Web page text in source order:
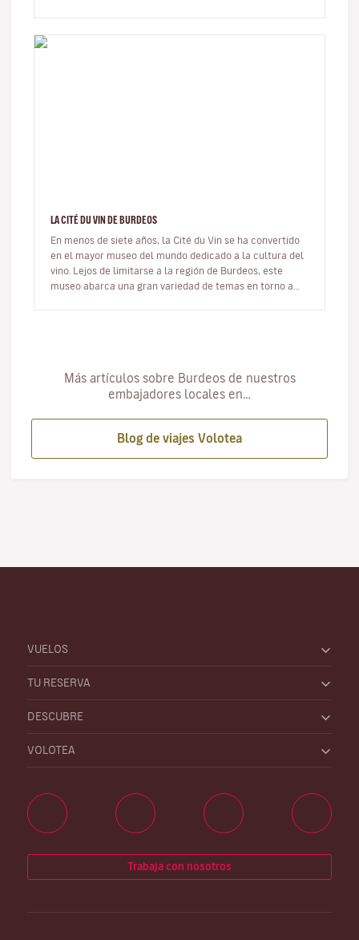
LA CITÉ DU VIN DE BURDEOS
En menos de siete años, la Cité du Vin se ha convertido
en el mayor museo del mundo dedicado a la cultura del
vino. Lejos de limitarse a la región de Burdeos, este
museo abarca una gran variedad de temas en torno a
Más artículos sobre Burdeos de nuestros
embajadores locales en…
Blog de viajes Volotea
VUELOS
TU RESERVA
DESCUBRE
VOLOTEA
Trabaja con nosotros